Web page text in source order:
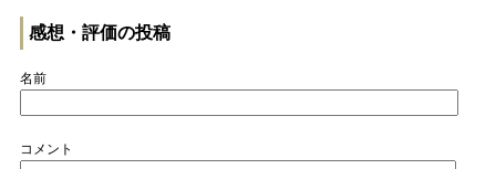
感想・評価の投稿
名前
コメント